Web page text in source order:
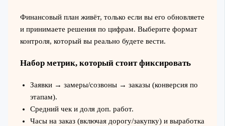
Финансовый план живёт, только если вы его обновляете
и принимаете решения по цифрам. Выберите формат
контроля, который вы реально будете вести.
Набор метрик, который стоит фиксировать
Заявки → замеры/созвоны → заказы (конверсия по
этапам).
Средний чек и доля доп. работ.
Часы на заказ (включая дорогу/закупку) и выработка